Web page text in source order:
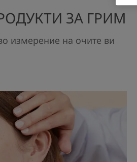
ЗА ГРИМ
измерение на очите ви